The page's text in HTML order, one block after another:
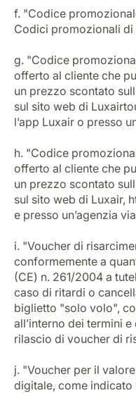
f. "Codice
Codici promozionali di
g. "Codice
offerto al cliente che
un prezzo scontato
sul sito web di
l’app Luxair o presso
h. "Codice
offerto al cliente che
un prezzo scontato
sul sito web di Luxair,
e presso un’agenzia
i. "Voucher di
conformemente a
(CE) n. 261/2004 a
caso di ritardi o
biglietto "solo volo",
all’interno dei termini
rilascio di voucher di
j. "Voucher per il
digitale, come indicato